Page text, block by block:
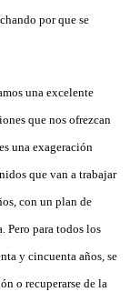
por que se
una excelente
que nos ofrezcan
una exageración
que van a trabajar
con un plan de
Pero para todos los
y cincuenta años, se
o recuperarse de la